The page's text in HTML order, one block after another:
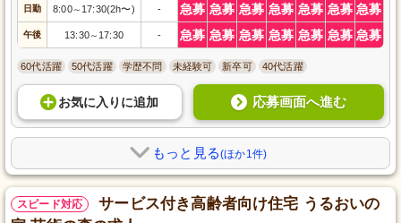
日勤 8:00～ 17:30(2h〜) - 急募 急募 急募 急募 急募 急募 急募
午後 13:30～ 17:30 - 急募 急募 急募 急募 急募 急募 急募
60代活躍 50代活躍 学歴不問 未経験可 新卒可 40代活躍
お気に入り に追加 応募画面へ進む
もっと見る(ほか1件)
スピード対応
サービス付き高齢者向け住宅 うるおいの